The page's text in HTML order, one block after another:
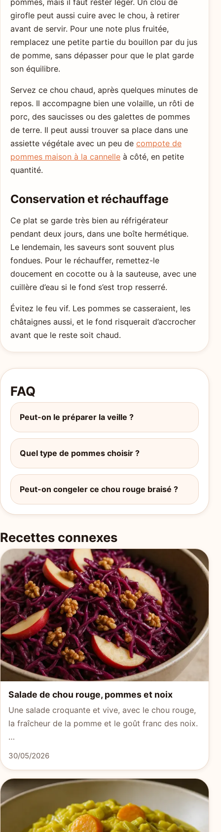
girofle peut aussi cuire avec le chou, à retirer
avant de servir. Pour une note plus fruitée,
remplacez une petite partie du bouillon par du jus
de pomme, sans dépasser pour que le plat garde
son équilibre.
Servez ce chou chaud, après quelques minutes de
repos. Il accompagne bien une volaille, un rôti de
porc, des saucisses ou des galettes de pommes
de terre. Il peut aussi trouver sa place dans une
assiette végétale avec un peu de compote de
pommes maison à la cannelle à côté, en petite
quantité.
Conservation et réchauffage
Ce plat se garde très bien au réfrigérateur
pendant deux jours, dans une boîte hermétique.
Le lendemain, les saveurs sont souvent plus
fondues. Pour le réchauffer, remettez-le
doucement en cocotte ou à la sauteuse, avec une
cuillère d’eau si le fond s’est trop resserré.
Évitez le feu vif. Les pommes se casseraient, les
châtaignes aussi, et le fond risquerait d’accrocher
avant que le reste soit chaud.
FAQ
Peut-on le préparer la veille ?
Quel type de pommes choisir ?
Peut-on congeler ce chou rouge braisé ?
Recettes connexes
Salade de chou rouge, pommes et noix
Une salade croquante et vive, avec le chou rouge,
la fraîcheur de la pomme et le goût franc des noix.
…
30/05/2026